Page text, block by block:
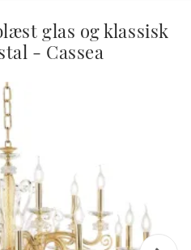
glas og klassisk
- Cassea